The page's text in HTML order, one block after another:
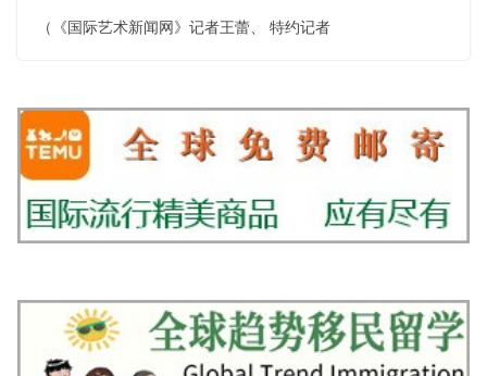
（《国际艺术新闻网》记者王蕾、 特约记者